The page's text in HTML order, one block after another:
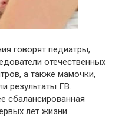
говорят педиатры,
отечественных
а также мамочки,
результаты ГВ.
сбалансированная
лет жизни.